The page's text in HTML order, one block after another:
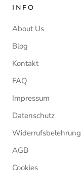
INFO
About Us
Blog
Kontakt
FAQ
Impressum
Datenschutz
Widerrufsbelehrung
AGB
Cookies